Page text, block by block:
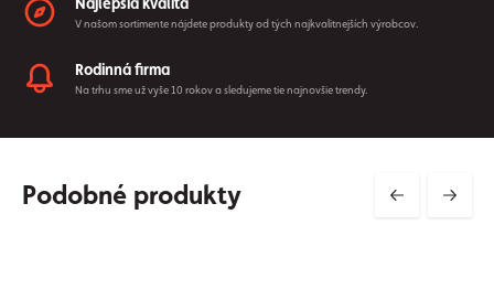
V našom sortimente nájdete produkty od tých najkvalitnejších výrobcov.
Rodinná firma
Na trhu sme už vyše 10 rokov a sledujeme tie najnovšie trendy.
Podobné produkty